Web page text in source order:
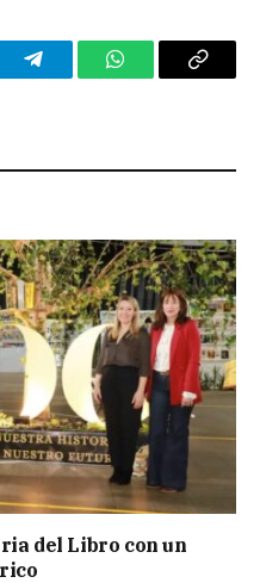
TelegramWhatsAppCopy
del Libro con un